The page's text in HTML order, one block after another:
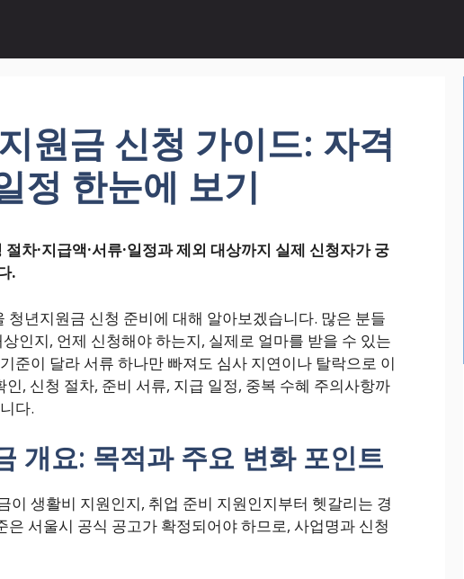
원금 신청 가이드: 자격
정 한눈에 보기
차·지급액·서류·일정과 제외 대상까지 실제 신청자가 궁
.
년지원금 신청 준비에 대해 알아보겠습니다. 많은 분들
인지, 언제 신청해야 하는지, 실제로 얼마를 받을 수 있는
준이 달라 서류 하나만 빠져도 심사 지연이나 탈락으로 이
, 신청 절차, 준비 서류, 지급 일정, 중복 수혜 주의사항까
다.
개요: 목적과 주요 변화 포인트
이 생활비 지원인지, 취업 준비 지원인지부터 헷갈리는 경
서울시 공식 공고가 확정되어야 하므로, 사업명과 신청